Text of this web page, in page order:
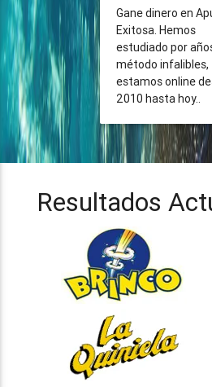
Gane dinero en
Exitosa. Hemos
estudiado por
método infalibles,
estamos online
2010 hasta hoy..
Resultados